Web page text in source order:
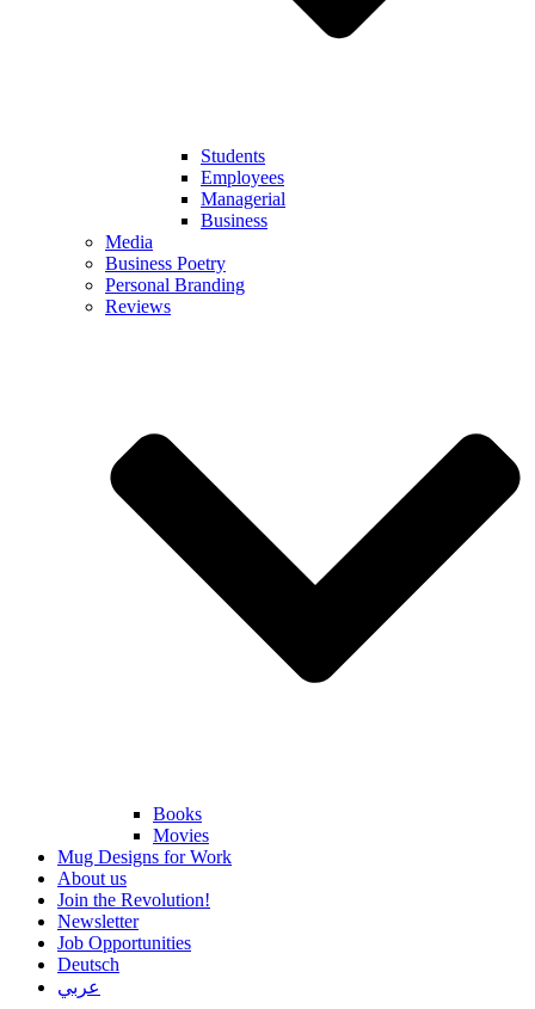
Students
Employees
Managerial
Business
Media
Business Poetry
Personal Branding
Reviews
Books
Movies
Mug Designs for Work
About us
Join the Revolution!
Newsletter
Job Opportunities
Deutsch
عربي